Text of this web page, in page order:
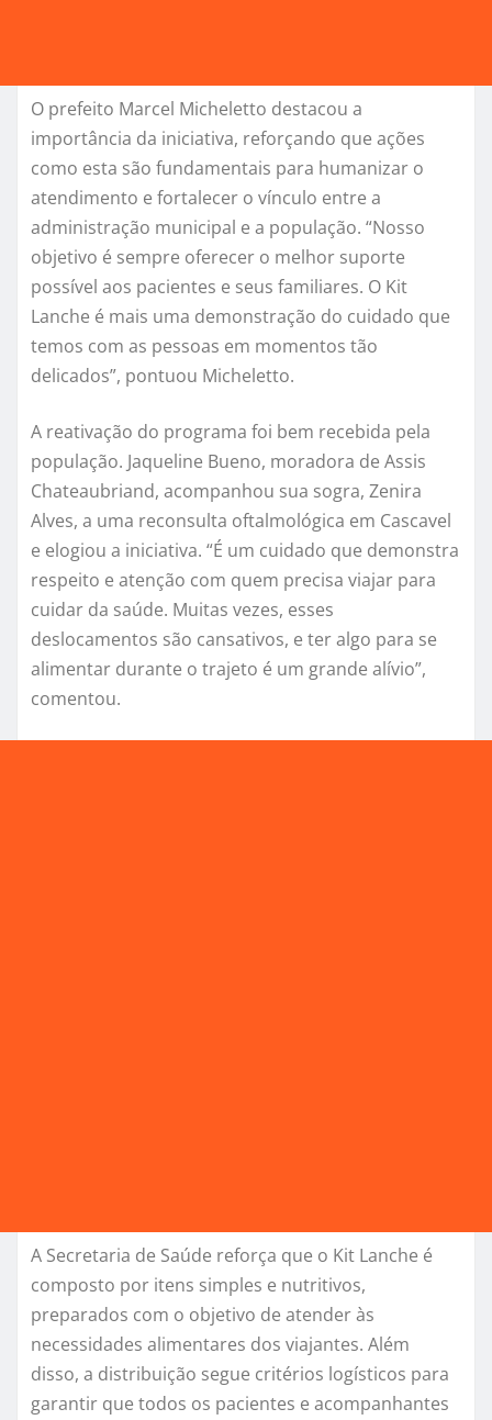
O prefeito Marcel Micheletto destacou a
importância da iniciativa, reforçando que ações
como esta são fundamentais para humanizar o
atendimento e fortalecer o vínculo entre a
administração municipal e a população. “Nosso
objetivo é sempre oferecer o melhor suporte
possível aos pacientes e seus familiares. O Kit
Lanche é mais uma demonstração do cuidado que
temos com as pessoas em momentos tão
delicados”, pontuou Micheletto.
A reativação do programa foi bem recebida pela
população. Jaqueline Bueno, moradora de Assis
Chateaubriand, acompanhou sua sogra, Zenira
Alves, a uma reconsulta oftalmológica em Cascavel
e elogiou a iniciativa. “É um cuidado que demonstra
respeito e atenção com quem precisa viajar para
cuidar da saúde. Muitas vezes, esses
deslocamentos são cansativos, e ter algo para se
alimentar durante o trajeto é um grande alívio”,
comentou.
A Secretaria de Saúde reforça que o Kit Lanche é
composto por itens simples e nutritivos,
preparados com o objetivo de atender às
necessidades alimentares dos viajantes. Além
disso, a distribuição segue critérios logísticos para
garantir que todos os pacientes e acompanhantes